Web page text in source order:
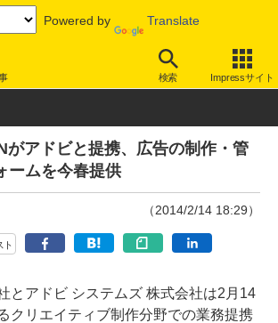
Powered by Translate
検索 Impressサイト
サービス/ソフト サービス 広告/アフィリエ
アドビと提携、広告の制作・管
ームを今春提供
（2014/2/14 18:29）
ト
とアドビ システムズ 株式会社は2月14
クリエイティブ制作分野での業務提携